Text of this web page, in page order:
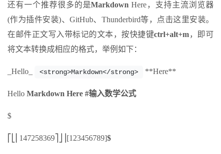
还有一个推荐很多的是Markdown Here，支持主流浏览器
(作为插件安装)、GitHub、Thunderbird等，点击这里安装。
在邮件正文写入带标记的文本，按快捷键ctrl+alt+m，即可
将文本转换成相应的格式，举例如下：
_Hello_ <strong>Markdown</strong> **Here**
Hello Markdown Here #输入数学公式
$
⎡⎣⎢147258369⎤⎦⎥[123456789]$